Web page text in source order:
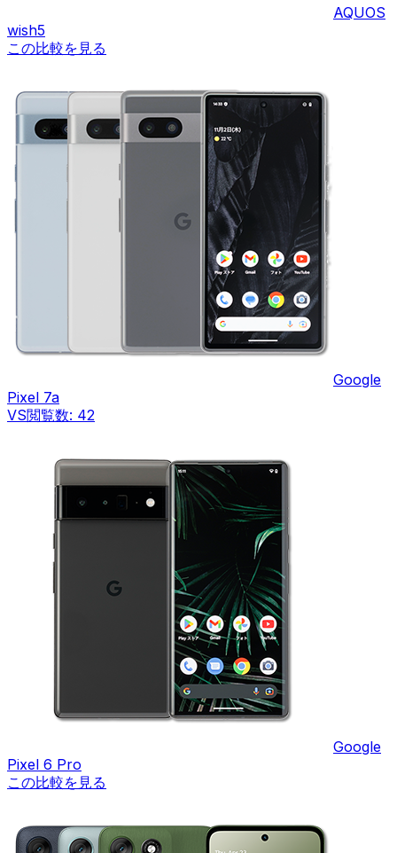
AQUOS
wish5
この比較を見る
Google
Pixel 7a
VS閲覧数: 42
Google
Pixel 6 Pro
この比較を見る